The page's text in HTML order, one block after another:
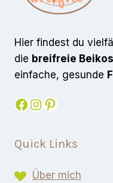
Hier findest du
die breifreie
einfache, gesunde
Facebook
Instagram
Pinterest
Quick Links
Über mich